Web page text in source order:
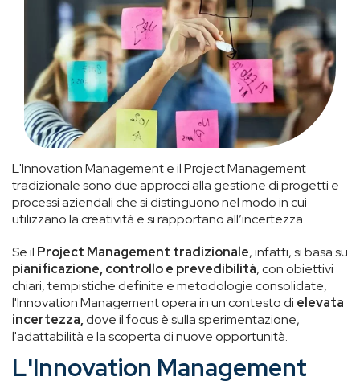
L'Innovation Management e il Project Management
tradizionale sono due approcci alla gestione di progetti e
processi aziendali che si distinguono nel modo in cui
utilizzano la creatività e si rapportano all’incertezza.
Se il Project Management tradizionale, infatti, si basa su
pianificazione, controllo e prevedibilità, con obiettivi
chiari, tempistiche definite e metodologie consolidate,
l'Innovation Management opera in un contesto di elevata
incertezza, dove il focus è sulla sperimentazione,
l'adattabilità e la scoperta di nuove opportunità.
L'Innovation Management